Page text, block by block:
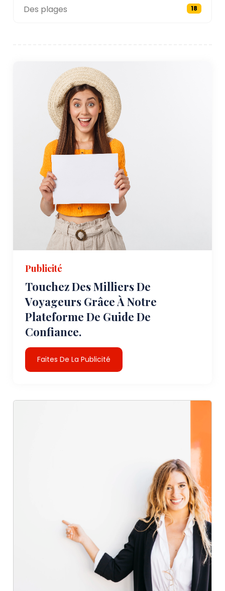
Des plages 18
Publicité
Touchez Des Milliers De
Voyageurs Grâce À Notre
Plateforme De Guide De
Confiance.
Faites De La Publicité